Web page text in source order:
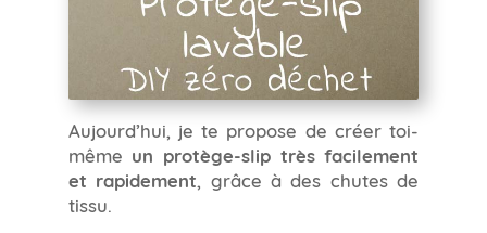
Aujourd’hui, je te propose de créer toi-
même un protège-slip très facilement
et rapidement, grâce à des chutes de
tissu.